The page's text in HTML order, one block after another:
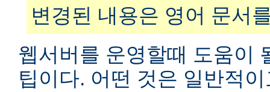
변경된 내용은 영어 문서
웹서버를 운영할때 도움이
팁이다. 어떤 것은 일반적